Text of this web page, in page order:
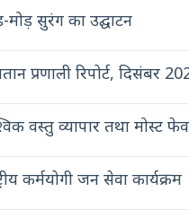
सुरंग का उद्घाटन
प्रणाली रिपोर्ट, दिसंबर
वस्तु व्यापार तथा मोस्ट
कर्मयोगी जन सेवा कार्यक्रम